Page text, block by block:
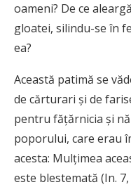
oameni? De ce
gloatei, silindu-se în
ea?
Această patimă se
de cărturari şi de
pentru făţărnicia şi
poporului, care erau
acesta: Mulţimea
este blestemată (In.